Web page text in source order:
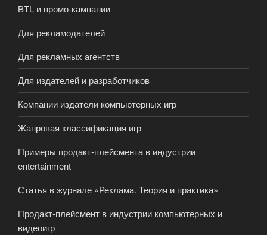
BTL и промо-кампании
Для рекламодателей
Для рекламных агентств
Для издателей и разработчиков
Компании издатели компьютерных игр
Жанровая классификация игр
Примеры продакт-плейсмента в индустрии
entertainment
Статья в журнале «Реклама. Теория и практика»
Продакт-плейсмент в индустрии компьютерных и
видеоигр